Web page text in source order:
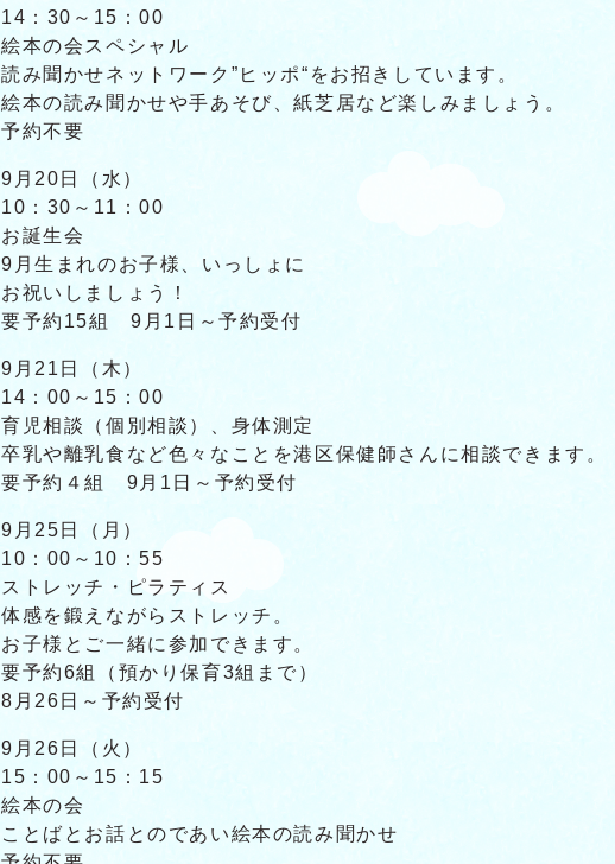
14：30～15：00
絵本の会スペシャル
読み聞かせネットワーク”ヒッポ“をお招きしています。
絵本の読み聞かせや手あそび、紙芝居など楽しみましょう。
予約不要
9月20日（水）
10：30～11：00
お誕生会
9月生まれのお子様、いっしょに
お祝いしましょう！
要予約15組 9月1日～予約受付
9月21日（木）
14：00～15：00
育児相談（個別相談）、身体測定
卒乳や離乳食など色々なことを港区保健師さんに相談できます。
要予約４組 9月1日～予約受付
9月25日（月）
10：00～10：55
ストレッチ・ピラティス
体感を鍛えながらストレッチ。
お子様とご一緒に参加できます。
要予約6組（預かり保育3組まで）
8月26日～予約受付
9月26日（火）
15：00～15：15
絵本の会
ことばとお話とのであい絵本の読み聞かせ